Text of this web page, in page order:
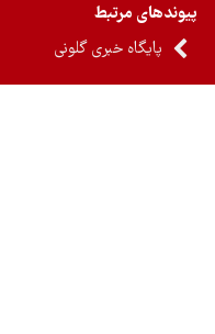
مرتبط
پایگاه خبری گلونی